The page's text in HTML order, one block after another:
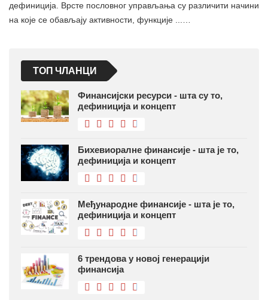
дефиниција. Врсте пословног управљања су различити начини
на које се обављају активности, функције ...…
ТОП ЧЛАНЦИ
Финансијски ресурси - шта су то,
дефиниција и концепт
Бихевиоралне финансије - шта је то,
дефиниција и концепт
Међународне финансије - шта је то,
дефиниција и концепт
6 трендова у новој генерацији
финансија